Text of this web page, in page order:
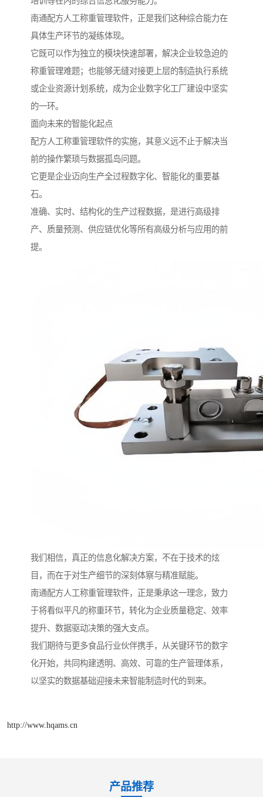
南通配方人工称重管理软件，正是我们这种综合能力在
具体生产环节的凝练体现。
它既可以作为独立的模块快速部署，解决企业较急迫的
称重管理难题；也能够无缝对接更上层的制造执行系统
或企业资源计划系统，成为企业数字化工厂建设中坚实
的一环。
面向未来的智能化起点
配方人工称重管理软件的实施，其意义远不止于解决当
前的操作繁琐与数据孤岛问题。
它更是企业迈向生产全过程数字化、智能化的重要基
石。
准确、实时、结构化的生产过程数据，是进行高级排
产、质量预测、供应链优化等所有高级分析与应用的前
提。
我们相信，真正的信息化解决方案，不在于技术的炫
目，而在于对生产细节的深刻体察与精准赋能。
南通配方人工称重管理软件，正是秉承这一理念，致力
于将看似平凡的称重环节，转化为企业质量稳定、效率
提升、数据驱动决策的强大支点。
我们期待与更多食品行业伙伴携手，从关键环节的数字
化开始，共同构建透明、高效、可靠的生产管理体系，
以坚实的数据基础迎接未来智能制造时代的到来。
http://www.hqams.cn
产品推荐